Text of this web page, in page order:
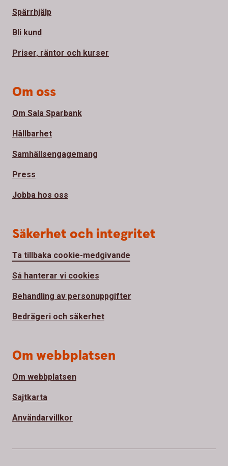
Spärrhjälp
Bli kund
Priser, räntor och kurser
Om oss
Om Sala Sparbank
Hållbarhet
Samhällsengagemang
Press
Jobba hos oss
Säkerhet och integritet
Ta tillbaka cookie-medgivande
Så hanterar vi cookies
Behandling av personuppgifter
Bedrägeri och säkerhet
Om webbplatsen
Om webbplatsen
Sajtkarta
Användarvillkor